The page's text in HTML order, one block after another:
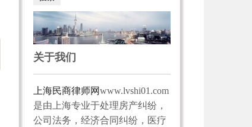
关于我们
上海民商律师网www.lvshi01.com
是由上海专业于处理房产纠纷，
公司法务，经济合同纠纷，医疗